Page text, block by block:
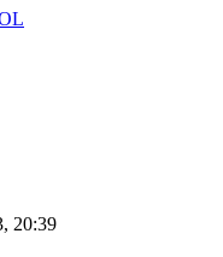
20:39